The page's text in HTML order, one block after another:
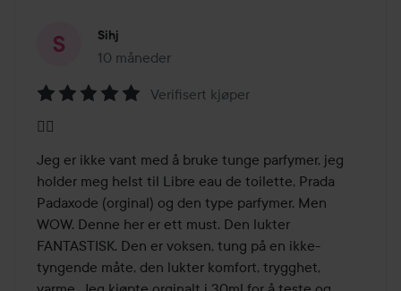
Sihj
10 måneder
Innlegget ble opprettet 10 måneder
5
av
5
Verifisert kjøper
👌🏼
Jeg er ikke vant med å bruke tunge parfymer, jeg
holder meg helst til Libre eau de toilette, Prada
Padaxode (orginal) og den type parfymer. Men
WOW. Denne her er ett must. Den lukter
FANTASTISK. Den er voksen, tung på en ikke-
tyngende måte, den lukter komfort, trygghet,